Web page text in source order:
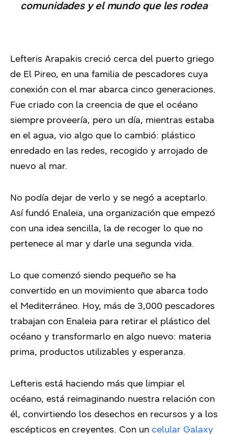
comunidades y el mundo que les rodea
Lefteris Arapakis creció cerca del puerto griego
de El Pireo, en una familia de pescadores cuya
conexión con el mar abarca cinco generaciones.
Fue criado con la creencia de que el océano
siempre proveería, pero un día, mientras estaba
en el agua, vio algo que lo cambió: plástico
enredado en las redes, recogido y arrojado de
nuevo al mar.
No podía dejar de verlo y se negó a aceptarlo.
Así fundó Enaleia, una organización que empezó
con una idea sencilla, la de recoger lo que no
pertenece al mar y darle una segunda vida.
Lo que comenzó siendo pequeño se ha
convertido en un movimiento que abarca todo
el Mediterráneo. Hoy, más de 3,000 pescadores
trabajan con Enaleia para retirar el plástico del
océano y transformarlo en algo nuevo: materia
prima, productos utilizables y esperanza.
Lefteris está haciendo más que limpiar el
océano, está reimaginando nuestra relación con
él, convirtiendo los desechos en recursos y a los
escépticos en creyentes. Con un celular Galaxy